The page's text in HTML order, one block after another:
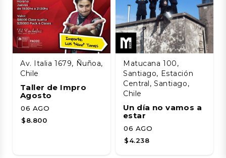
Av. Italia 1679, Ñuñoa,
Chile
Taller de Impro
Agosto
06 AGO
$8.800
Matucana 100,
Santiago, Estación
Central, Santiago,
Chile
Un día no vamos a
estar
06 AGO
$4.238